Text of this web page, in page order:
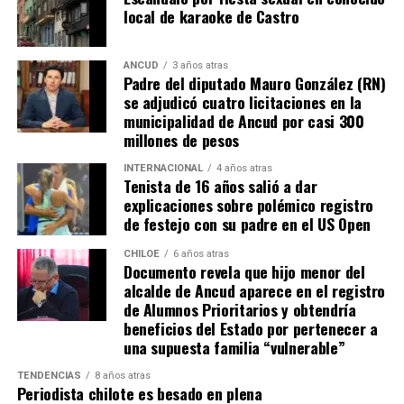
“Efectivamente al interpretar el dictamen de
Contraloría, si bien es cierto, permite nuevamente
sanear sitios, sobre la propiedad particular en el
sector rural específicamente, viene con algunas
precisiones y van a ser más rigurosos en la
ocupación material, es decir, la persona que quiera
sanear tiene que tener un inmueble construido
sobre el sitio, tiene que estar cerrado, tiene que
estar conectado idealmente a los servicios básicos,
idealmente a agua potable, luz eléctrica y tener
dominio de ocupación material por más de 5 años,
como lo dice la Ley”,recalcó el consejero de la
provincia de Chiloé.
Cabe recordar que el consejero Francisco Cárcamo había
planteado esta inquietud el pasado 20 de marzo en el
Consejo Regional, logrando el acuerdo de todos los
local de karaoke de Castro
ANCUD 3 años atras
Padre del diputado Mauro González (RN)
se adjudicó cuatro licitaciones en la
municipalidad de Ancud por casi 300
millones de pesos
INTERNACIONAL 4 años atras
Tenista de 16 años salió a dar
explicaciones sobre polémico registro
de festejo con su padre en el US Open
CHILOE 6 años atras
Documento revela que hijo menor del
alcalde de Ancud aparece en el registro
de Alumnos Prioritarios y obtendría
beneficios del Estado por pertenecer a
una supuesta familia “vulnerable”
TENDENCIAS 8 años atras
Periodista chilote es besado en plena